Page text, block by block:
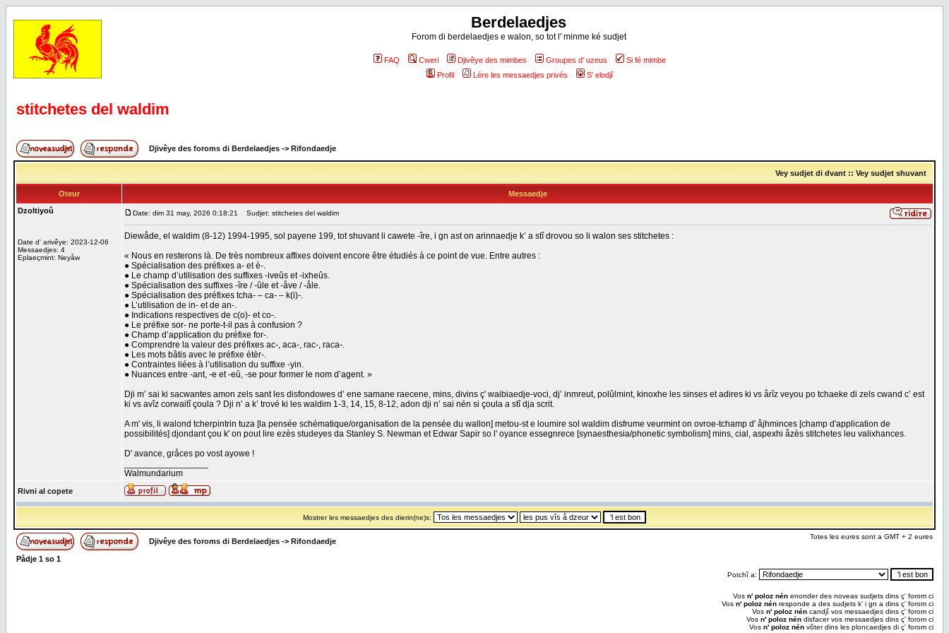
Berdelaedjes
Forom di berdelaedjes e walon, so tot l' minme ké sudjet
FAQ Cweri Djivêye des mimbes Groupes d' uzeus
Si fé mimbe
Profil
Lére les messaedjes privés S' elodjî
stitchetes del waldim
Djivêye des foroms di Berdelaedjes -> Rifondaedje
Vey sudjet di dvant :: Vey sudjet shuvant
Oteur
Messaedje
Dzoltiyoû
Date d' arivêye: 2023-12-06
Messaedjes: 4
Eplaeçmint: Neyåw
Date: dim 31 may, 2026 0:18:21 Sudjet: stitchetes del waldim
Diewåde, el waldim (8-12) 1994-1995, sol payene 199, tot shuvant li cawete -îre, i gn ast on arinnaedje k’ a stî drovou so li walon ses stitchetes :
« Nous en resterons là. De très nombreux affixes doivent encore être étudiés à ce point de vue. Entre autres :
● Spécialisation des préfixes a- et è-.
● Le champ d’utilisation des suffixes -iveûs et -ixheûs.
● Spécialisation des suffixes -îre / -ûle et -åve / -åle.
● Spécialisation des préfixes tcha- – ca- – k(i)-.
● L’utilisation de in- et de an-.
● Indications respectives de c(o)- et co-.
● Le préfixe sor- ne porte-t-il pas à confusion ?
● Champ d’application du préfixe for-.
● Comprendre la valeur des préfixes ac-, aca-, rac-, raca-.
● Les mots bâtis avec le préfixe ètèr-.
● Contraintes liées à l’utilisation du suffixe -yin.
● Nuances entre -ant, -e et -eû, -se pour former le nom d’agent. »
Dji m’ sai ki sacwantes amon zels sant les disfondowes d’ ene samane raecene, mins, divins ç' waibiaedje-voci, dj’ inmreut, polûlmint, kinoxhe les sinses et adires ki vs årîz veyou po tchaeke di zels cwand c’ est
ki vs avîz corwaitî çoula ? Dji n’ a k’ trové ki les waldim 1-3, 14, 15, 8-12, adon dji n’ sai nén si çoula a stî dja scrit.
A m' vis, li walond tcherpintrin tuza [la pensée schématique/organisation de la pensée du wallon] metou-st e loumire sol waldim disfrume veurmint on ovroe-tchamp d' åjhminces [champ d'application de
possibilités] djondant çou k' on pout lire ezès studeyes da Stanley S. Newman et Edwar Sapir so l' oyance essegnrece [synaesthesia/phonetic symbolism] mins, cial, aspexhi åzès stitchetes leu valixhances.
D' avance, gråces po vost ayowe !
Walmundarium
Rivni al copete
Mostrer les messaedjes des dierin(ne)s:
Djivêye des foroms di Berdelaedjes -> Rifondaedje
Totes les eures sont a GMT + 2 eures
Pådje 1 so 1
Potchî a:
Vos n' poloz nén enonder des noveas sudjets dins ç' forom ci
Vos n' poloz nén responde a des sudjets k' i gn a dins ç' forom ci
Vos n' poloz nén candjî vos messaedjes dins ç' forom ci
Vos n' poloz nén disfacer vos messaedjes dins ç' forom ci
Vos n' poloz nén vôter dins les ploncaedjes di ç' forom ci